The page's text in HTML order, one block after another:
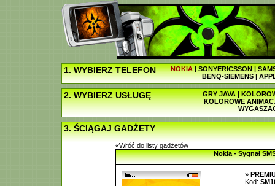
1. WYBIERZ TELEFON NOKIA|SONYERICSSON|
BENQ-SIEMENS|
2. WYBIERZ USŁUGĘ GRY JAVA|
KOLOROWE
3. ŚCIĄGAJ GADŻETY
«Wróć do listy gadżetów
Nokia - Sygnał
»
Kod: